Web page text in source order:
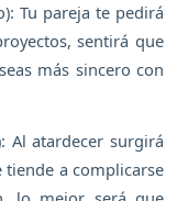
Tu pareja te pedirá
sentirá que
más sincero con
Al atardecer surgirá
a complicarse